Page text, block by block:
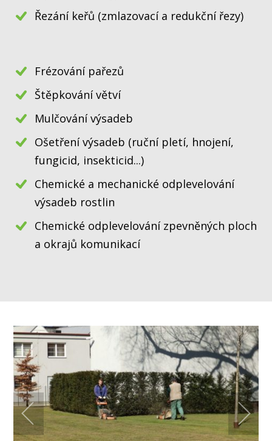
Řezání keřů (zmlazovací a redukční řezy)
Frézování pařezů
Štěpkování větví
Mulčování výsadeb
Ošetření výsadeb (ruční pletí, hnojení,
fungicid, insekticid...)
Chemické a mechanické odplevelování
výsadeb rostlin
Chemické odplevelování zpevněných ploch
a okrajů komunikací